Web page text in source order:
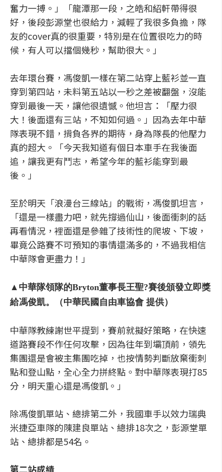
奮力一搏。」「龍潭那一段，之皓和紹軒帶得很
好，後段彭源堂也很給力，減輕了我很多負擔，隊
友的cover真的很重要，特別是在位置很吃力的時
候，有人可以擋個幾秒，幫助很大。」
去年環台賽，馮俊凱一樣在第二站穿上藍衫並一直
穿到第四站，未料第五站以一秒之差被翻盤，沒能
穿到最後一天，讓他很遺憾。他坦言：「壓力很
大！後面還有三站，不知如何過。」因為去年中華
隊表現不錯，揹負各界的期待，身為隊長的他壓力
真的超大。「今天我知道有個日本車手在我後面
追，讓我更有鬥志，希望今年的藍衫能穿到最
後。」
至於明天「浪漫台三線站」的戰術，馮俊凱坦言，
「還是一樣盡力吧，就先撐過仙山，後面衝刺的話
再看情況，裡面還是參雜了技術性的爬坡、下坡，
畢竟公路賽不可預知的事情還滿多的，不過我相信
中華隊會更盡力！」
▲中華隊領隊的Bryton董事長王聖?賽後頒發立即獎
給馮俊凱。（中華民國自由車協會 提供）
中華隊教練謝世平提到，賽前就擬好策略，在快速
道路賽段不作任何攻擊，因為往年到壩頂前，領先
集團還是會被主集團吃掉，也按情勢判斷放棄衝刺
點和登山點，全心全力拼終點。對中華隊表現打85
分，明天重心還是馮俊凱。」
除馮俊凱單站、總排第二外，我國車手以效力瑞典
米捷亞車隊的陳建良單站、總排18次之，彭源堂單
站、總排都是54名。
第二站成績